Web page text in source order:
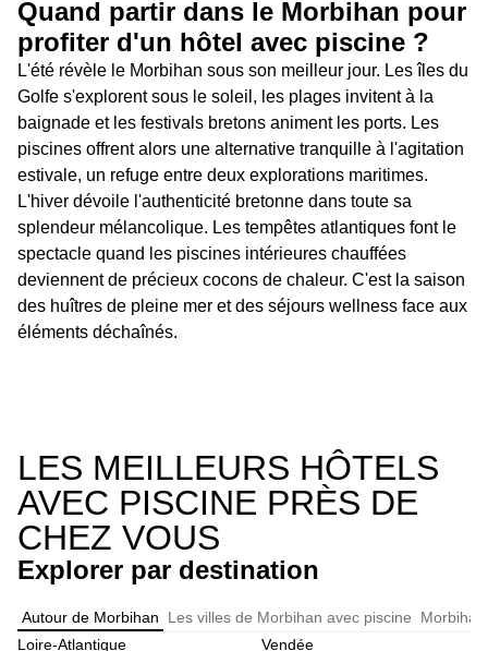
Quand partir dans le Morbihan pour
profiter d'un hôtel avec piscine ?
L'été révèle le Morbihan sous son meilleur jour. Les îles du
Golfe s'explorent sous le soleil, les plages invitent à la
baignade et les festivals bretons animent les ports. Les
piscines offrent alors une alternative tranquille à l'agitation
estivale, un refuge entre deux explorations maritimes.
L'hiver dévoile l'authenticité bretonne dans toute sa
splendeur mélancolique. Les tempêtes atlantiques font le
spectacle quand les piscines intérieures chauffées
deviennent de précieux cocons de chaleur. C'est la saison
des huîtres de pleine mer et des séjours wellness face aux
éléments déchaînés.
LES MEILLEURS HÔTELS
AVEC PISCINE PRÈS DE
CHEZ VOUS
Explorer par destination
Autour de Morbihan Les villes de Morbihan avec piscine
Loire-Atlantique
Vendée